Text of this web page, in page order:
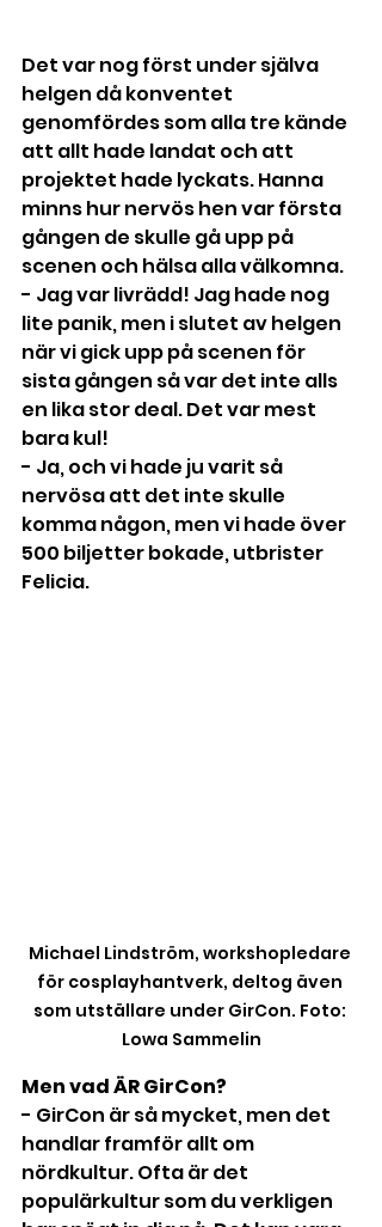
Det var nog först under själva
helgen då konventet
genomfördes som alla tre kände
att allt hade landat och att
projektet hade lyckats. Hanna
minns hur nervös hen var första
gången de skulle gå upp på
scenen och hälsa alla välkomna.
- Jag var livrädd! Jag hade nog
lite panik, men i slutet av helgen
när vi gick upp på scenen för
sista gången så var det inte alls
en lika stor deal. Det var mest
bara kul!
- Ja, och vi hade ju varit så
nervösa att det inte skulle
komma någon, men vi hade över
500 biljetter bokade, utbrister
Felicia.
Michael Lindström, workshopledare
för cosplayhantverk, deltog även
som utställare under GirCon. Foto:
Lowa Sammelin
Men vad ÄR GirCon?
- GirCon är så mycket, men det
handlar framför allt om
nördkultur. Ofta är det
populärkultur som du verkligen